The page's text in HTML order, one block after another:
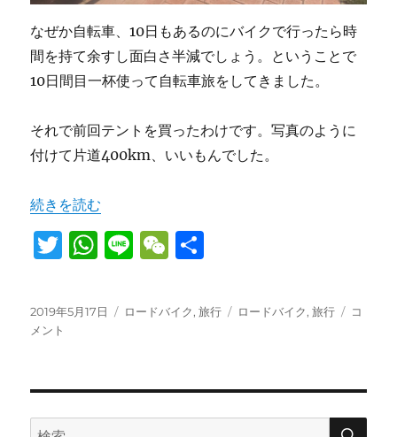
本
交
に
なぜか自転車、10日もあるのにバイクで行ったら時
間を持て余すし面白さ半減でしょう。ということで
10日間目一杯使って自転車旅をしてきました。
それで前回テントを買ったわけです。写真のように
付けて片道400km、いいもんでした。
“ゴールデンウィーク10日間、走行距離600km、糸魚川
続きを読む
T
it
te
W
at
s
p
p
Li
e
W
C
h
投
稿
2019年5月17日
カ
ロードバイク,旅行
タ
ロードバイク,旅行
ゴ
ィ
コ
メント
検
検